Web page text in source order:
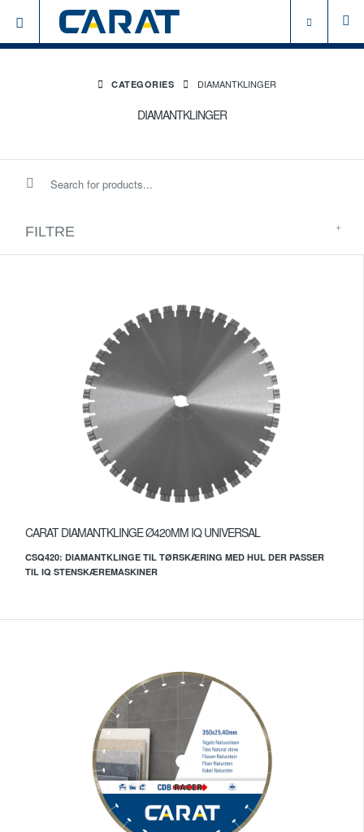
CATEGORIES DIAMANTKLINGER
DIAMANTKLINGER
FILTRE
CARAT DIAMANTKLINGE Ø420MM IQ UNIVERSAL
CSQ420: DIAMANTKLINGE TIL TØRSKÆRING MED HUL DER PASSER
TIL IQ STENSKÆREMASKINER